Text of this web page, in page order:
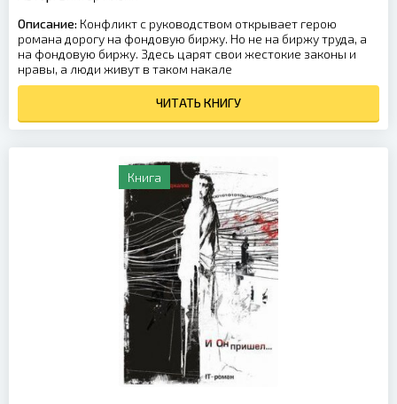
Описание: Конфликт с руководством открывает герою
романа дорогу на фондовую биржу. Но не на биржу труда, а
на фондовую биржу. Здесь царят свои жестокие законы и
нравы, а люди живут в таком накале
ЧИТАТЬ КНИГУ
Книга